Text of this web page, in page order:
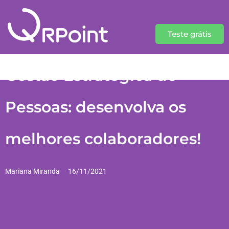
Teste grátis
Gestão Estratégica de
Pessoas: desenvolva os
melhores colaboradores!
Mariana Miranda 16/11/2021